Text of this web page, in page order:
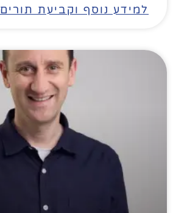
למידע נוסף וקביעת תורים »